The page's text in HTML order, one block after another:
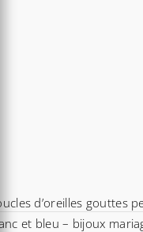
d’oreilles gouttes
et bleu – bijoux